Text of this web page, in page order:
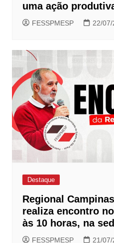
uma ação
FESSPMESP 22/07/
Destaque
Regional
realiza encontro
às 10 horas, na
FESSPMESP 21/07/